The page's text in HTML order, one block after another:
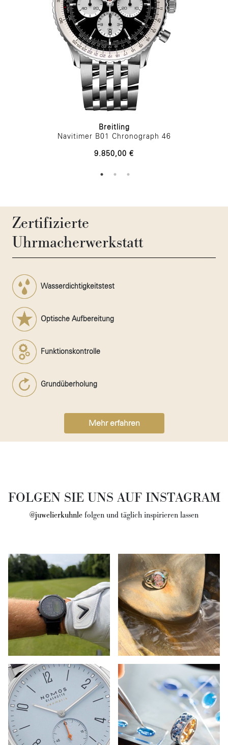
Breitling
Navitimer B01 Chronograph 46
9.850,00 €
Zertifizierte
Uhrmacherwerkstatt
Wasserdichtigkeitstest
Optische Aufbereitung
Funktionskontrolle
Grundüberholung
Mehr erfahren
FOLGEN SIE UNS AUF INSTAGRAM
@juwelierkuhnle folgen und täglich inspirieren lassen